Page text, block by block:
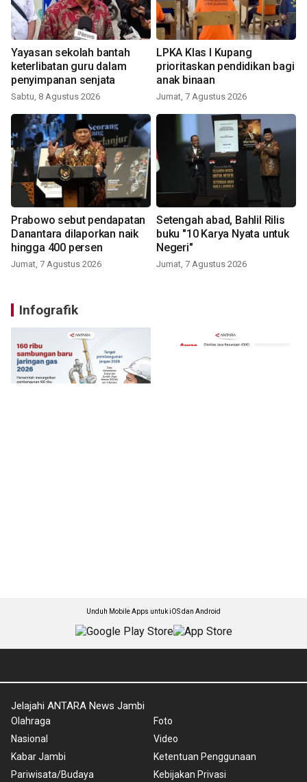
Yayasan sekolah bantah
keterlibatan guru dalam
penyimpanan senjata
Sabtu, 8 Agustus 2026
LPKA Klas I Kupang
prioritaskan pendidikan bagi
anak binaan
Jumat, 7 Agustus 2026
Prabowo sebut pendapatan
Danantara dilaporkan naik
hingga 400 persen
Jumat, 7 Agustus 2026
Setengah abad, Bahlil Rilis
buku "10 Karya Nyata untuk
Negeri"
Jumat, 7 Agustus 2026
Infografik
Unduh Mobile Apps untuk iOS dan Android
Jelajahi ANTARA News Jambi
Olahraga
Nasional
Kabar Jambi
Pariwisata/Budaya
Foto
Video
Ketentuan Penggunaan
Kebijakan Privasi